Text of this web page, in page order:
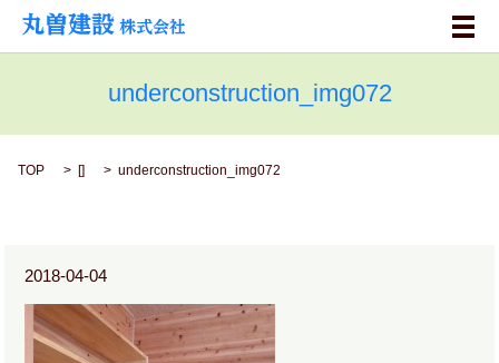
メ
underconstruction_img072
TOP [] underconstruction_img072
2018-04-04